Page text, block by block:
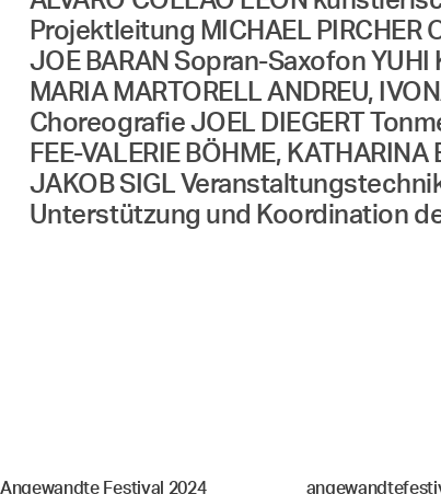
Projektleitung MICHAEL
JOE BARAN Sopran-Saxofon
MARIA MARTORELL ANDREU,
Choreografie JOEL DIEGERT
FEE-VALERIE BÖHME,
JAKOB SIGL
Unterstützung und Koordination
Angewandte Festival 2024